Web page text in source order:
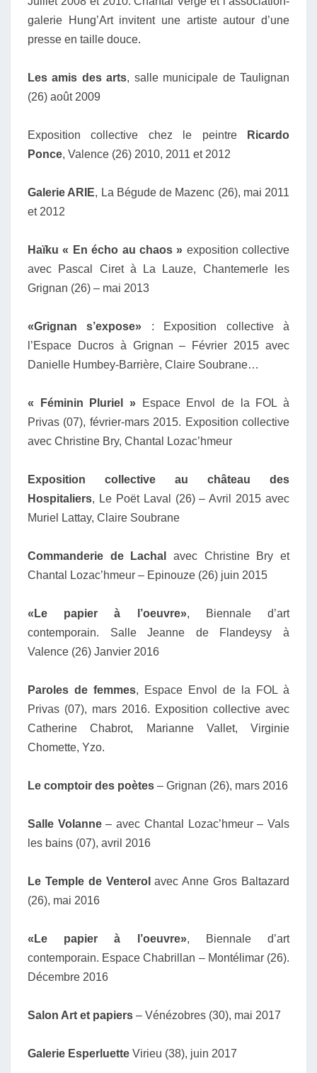
galerie Hung’Art invitent une artiste autour d’une
presse en taille douce.
Les amis des arts, salle municipale de Taulignan
(26) août 2009
Exposition collective chez le peintre
Ricardo
Ponce, Valence (26) 2010, 2011 et 2012
Galerie ARIE, La Bégude de Mazenc (26), mai 2011
et 2012
Haïku « En écho au chaos » exposition collective
avec Pascal Ciret à La Lauze, Chantemerle les
Grignan (26) – mai 2013
«Grignan s’expose» : Exposition collective à
l’Espace Ducros à Grignan – Février 2015 avec
Danielle Humbey-Barrière, Claire Soubrane…
« Féminin Pluriel »
Espace Envol de la FOL à
Privas (07), février-mars 2015. Exposition collective
avec Christine Bry, Chantal Lozac’hmeur
Exposition collective au château des
Hospitaliers, Le Poët Laval (26) – Avril 2015 avec
Muriel Lattay, Claire Soubrane
Commanderie de Lachal
avec Christine Bry et
Chantal Lozac’hmeur – Epinouze (26) juin 2015
«Le papier à l’oeuvre», Biennale d’art
contemporain. Salle Jeanne de Flandeysy à
Valence (26) Janvier 2016
Paroles de femmes, Espace Envol de la FOL à
Privas (07), mars 2016. Exposition collective avec
Catherine Chabrot, Marianne Vallet, Virginie
Chomette, Yzo.
Le comptoir des poètes – Grignan (26), mars 2016
Salle Volanne– avec Chantal Lozac’hmeur – Vals
les bains (07), avril 2016
Le Temple de Venterol avec Anne Gros Baltazard
(26), mai 2016
«Le papier à l’oeuvre», Biennale d’art
contemporain. Espace Chabrillan – Montélimar (26).
Décembre 2016
Salon Art et papiers – Vénézobres (30), mai 2017
Galerie Esperluette Virieu (38), juin 2017